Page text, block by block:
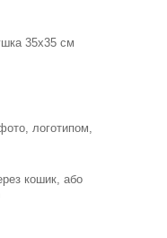
35х35 см
логотипом,
кошик, або